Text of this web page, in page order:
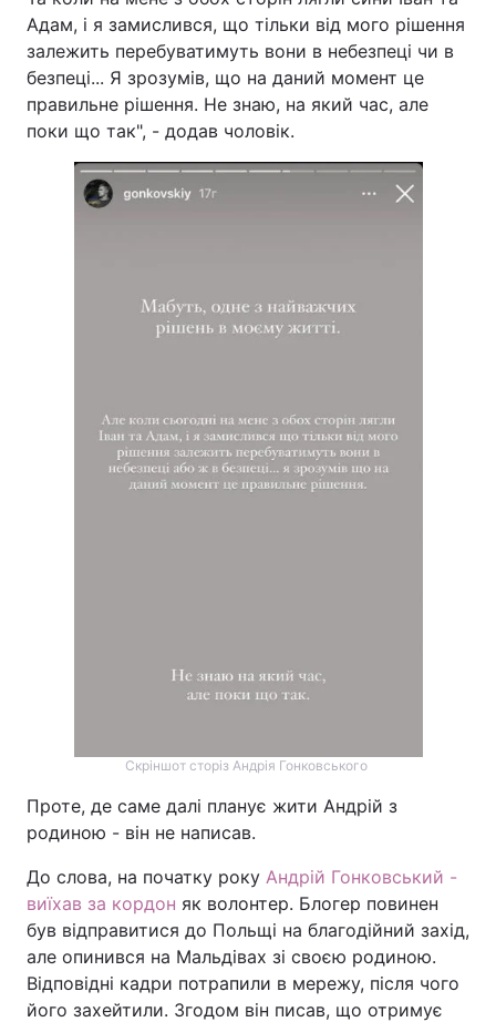
Адам, і я замислився, що тільки від мого рішення
залежить перебуватимуть вони в небезпеці чи в
безпеці... Я зрозумів, що на даний момент це
правильне рішення. Не знаю, на який час, але
поки що так", - додав чоловік.
Скріншот сторіз Андрія Гонковського
Проте, де саме далі планує жити Андрій з
родиною - він не написав.
До слова, на початку року Андрій Гонковський -
виїхав за кордон як волонтер. Блогер повинен
був відправитися до Польщі на благодійний захід,
але опинився на Мальдівах зі своєю родиною.
Відповідні кадри потрапили в мережу, після чого
його захейтили. Згодом він писав, що отримує